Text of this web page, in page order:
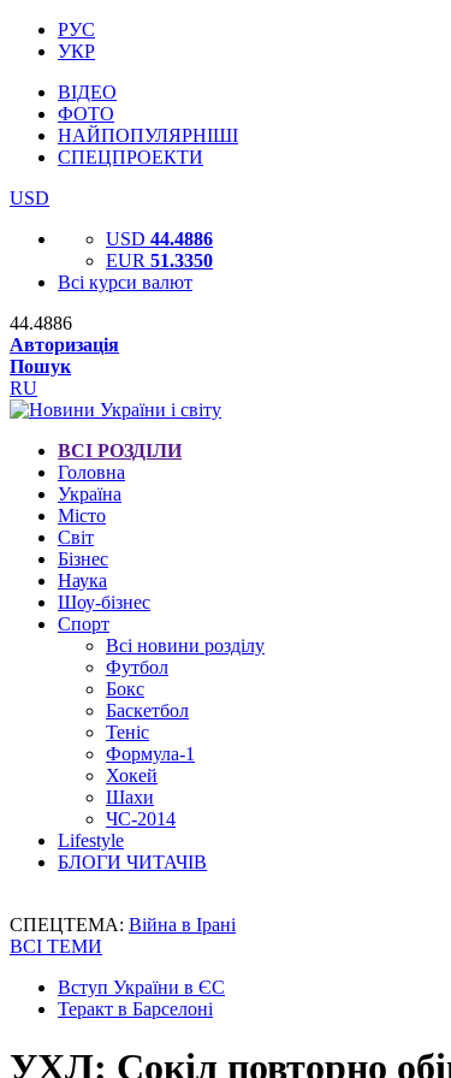
РУС
УКР
ВІДЕО
ФОТО
НАЙПОПУЛЯРНІШІ
СПЕЦПРОЕКТИ
USD
USD 44.4886
EUR 51.3350
Всі курси валют
44.4886
Авторизація
Пошук
RU
ВСІ РОЗДІЛИ
Головна
Україна
Місто
Світ
Бізнес
Наука
Шоу-бізнес
Спорт
Всі новини розділу
Футбол
Бокс
Баскетбол
Теніс
Формула-1
Хокей
Шахи
ЧС-2014
Lifestyle
БЛОГИ ЧИТАЧІВ
СПЕЦТЕМА: Війна в Ірані
ВСІ ТЕМИ
Вступ України в ЄС
Теракт в Барселоні
УХЛ: Сокіл повторно